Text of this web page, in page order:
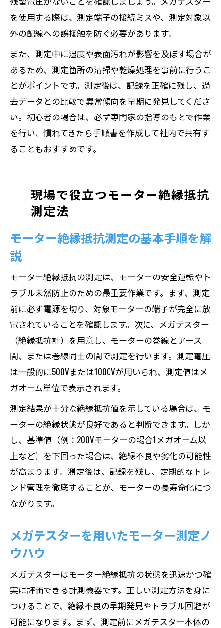
を使用する際は、測定端子の接続ミスや、測定対象以
外の配線への誤接触を防ぐ必要があります。
また、測定中に湿度や表面汚れが影響を及ぼす場合が
あるため、測定箇所の清掃や乾燥処理を事前に行うこ
とがポイントです。測定後は、記録を正確に残し、過
去データとの比較で異常傾向を早期に発見してくださ
い。初心者の場合は、必ず専門家の指導のもとで作業
を行い、慣れてきたら手順書を作成して社内で共有す
ることもおすすめです。
現場で役立つモーター絶縁抵抗
測定法
モーター絶縁抵抗測定の基本手順を解
説
モーター絶縁抵抗の測定は、モーターの安全運転やト
ラブル未然防止のための最重要作業です。まず、測定
前に必ず電源を切り、対象モーターの端子が完全に放
電されていることを確認します。次に、メガテスター
（絶縁抵抗計）を用意し、モーターの巻線とアース
間、または巻線同士の間で測定を行います。測定電圧
は一般的に500Vまたは1000Vが用いられ、測定値はメ
ガオーム単位で表示されます。
測定結果が十分な絶縁抵抗値を示している場合は、モ
ーターの絶縁状態が良好であると判断できます。しか
し、基準値（例：200Vモーターの場合1メガオーム以
上など）を下回った場合は、絶縁不良や劣化の可能性
が高まります。測定後は、記録を残し、定期的なトレ
ンド管理を徹底することが、モーターの長寿命化につ
ながります。
メガテスターを用いたモーター測定ノ
ウハウ
メガテスターはモーター絶縁抵抗の状態を迅速かつ確
実に評価できる計測機器です。正しい測定方法を身に
つけることで、絶縁不良の早期発見やトラブル回避が
可能になります。まず、測定前にメガテスター本体の